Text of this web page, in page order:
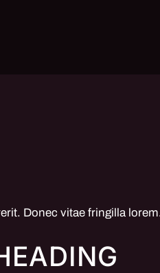
Donec vitae fringilla